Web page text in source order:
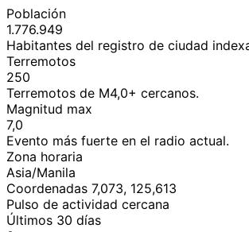
Población
1.776.949
Habitantes del registro de ciudad
Terremotos
250
Terremotos de M4,0+ cercanos.
Magnitud max
7,0
Evento más fuerte en el radio actual.
Zona horaria
Asia/Manila
Coordenadas 7,073, 125,613
Pulso de actividad cercana
Últimos 30 días